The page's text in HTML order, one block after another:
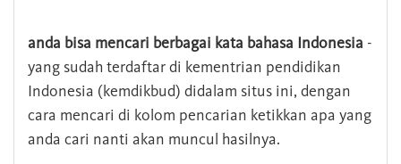
anda bisa mencari berbagai kata bahasa Indonesia -
yang sudah terdaftar di kementrian pendidikan
Indonesia (kemdikbud) didalam situs ini, dengan
cara mencari di kolom pencarian ketikkan apa yang
anda cari nanti akan muncul hasilnya.